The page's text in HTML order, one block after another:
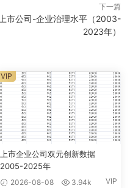
下一篇
上市公司-企业治理水平（2003-
2023年）
上市企业公司双元创新数据
2005-2025年
2026-08-08 3.94k VIP
VIP